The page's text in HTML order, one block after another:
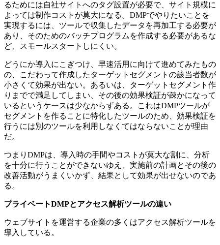
るためには自社サイトへのタグ設置が必要で、サイト規模に
よっては制作コストが莫大になる。DMPでやりたいことを
実現するには、ツールで収集したデータを再加工する必要が
あり、そのためのバッチプログラムを作成する必要があるな
ど、スモールスタートしにくい。
どうにか導入にこぎつけ、早速活用に向けて進めてみたもの
の、こだわって作成したターゲットセグメントの該当者数が
小さくて効果が出ない。あるいは、ターゲットセグメント作
りまでで満足してしまい、その後の効果検証が疎かになって
いるというケースは少なからずある。これはDMPツールが
セグメントを作ることに特化したツールのため、効果検証を
行うには別のツールを利用しなくてはならないことが理由
だ。
つまりDMPは、導入時の手間やコストが莫大な割に、分析
を十分に行うことができないゆえ、実施前の計画とその後の
改善活動がうまくいかず、結果として効果が出せないのであ
る。
プライベートDMPとアクセス解析ツールの違い
ウェブサイトを運営する企業の多くはアクセス解析ツールを
導入している。